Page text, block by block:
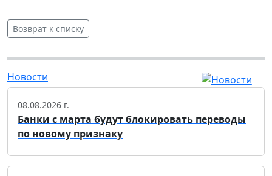
Возврат к списку
Новости
08.08.2026 г.
Банки с марта будут блокировать переводы
по новому признаку